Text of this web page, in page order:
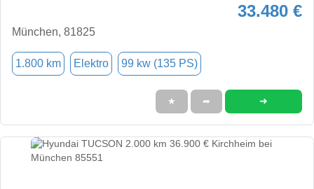
33.480 €
München, 81825
1.800 km Elektro 99 kw (135 PS)
★ ➦ ➜